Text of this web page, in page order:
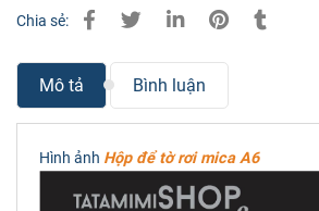
Chia sẻ:
Mô tả Bình luận
Hình ảnh Hộp để tờ rơi mica A6